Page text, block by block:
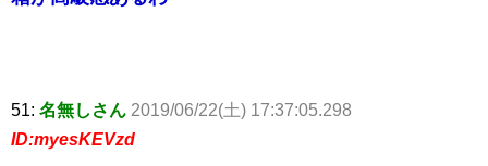
51: 名無しさん 2019/06/22(土) 17:37:05.298
ID:myesKEVzd